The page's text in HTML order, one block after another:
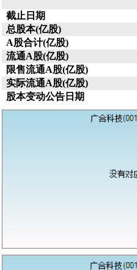
截止日期
总股本(亿股)
A股合计(亿股)
流通A股(亿股)
限售流通A股(亿股)
实际流通A股(亿股)
股本变动公告日期